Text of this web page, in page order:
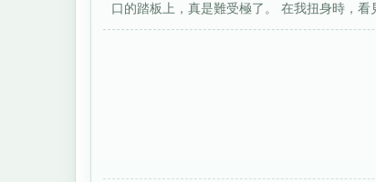
口的踏板上，真是難受極了。 在我扭身時，看